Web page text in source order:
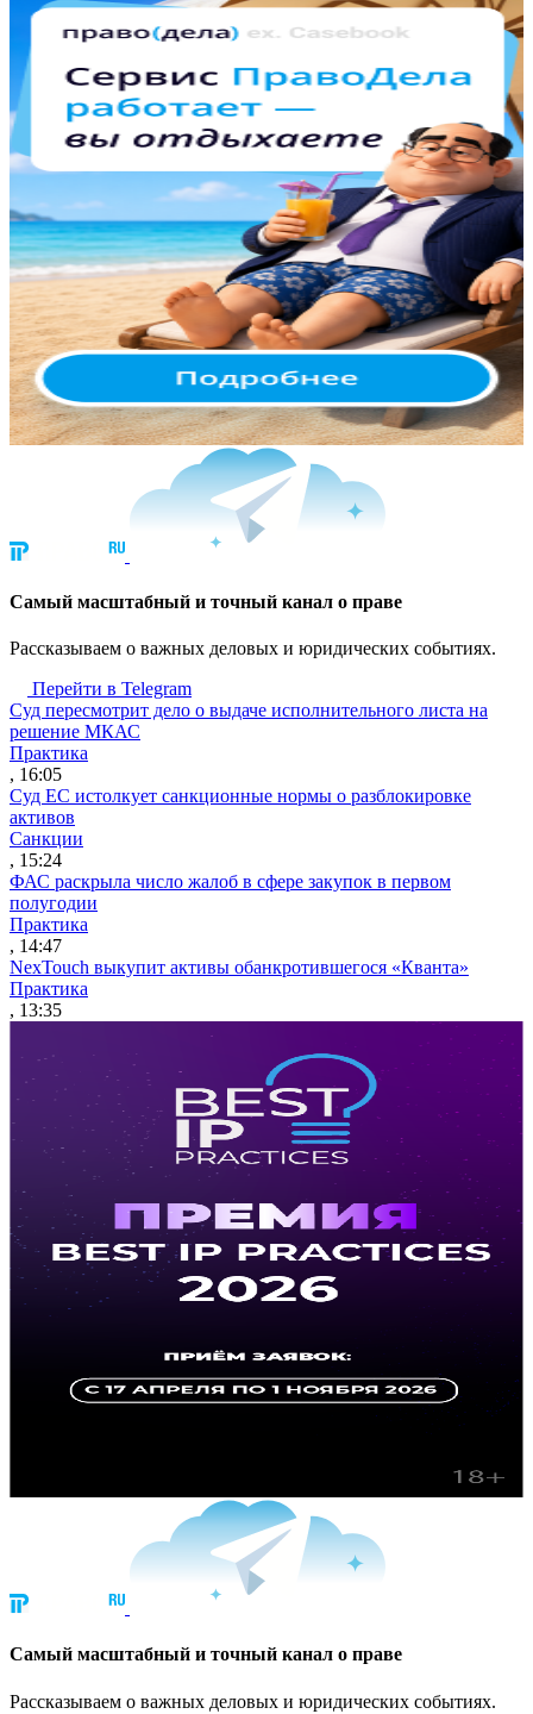
Cамый масштабный и точный канал о праве
Рассказываем о важных деловых и юридических событиях.
Перейти в Telegram
Суд пересмотрит дело о выдаче исполнительного листа на
решение МКАС
Практика
, 16:05
Суд ЕС истолкует санкционные нормы о разблокировке
активов
Санкции
, 15:24
ФАС раскрыла число жалоб в сфере закупок в первом
полугодии
Практика
, 14:47
NexTouch выкупит активы обанкротившегося «Кванта»
Практика
, 13:35
Cамый масштабный и точный канал о праве
Рассказываем о важных деловых и юридических событиях.